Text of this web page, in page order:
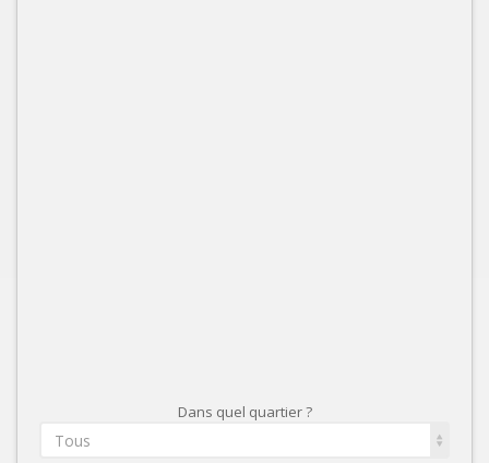
Dans quel quartier ?
Tous